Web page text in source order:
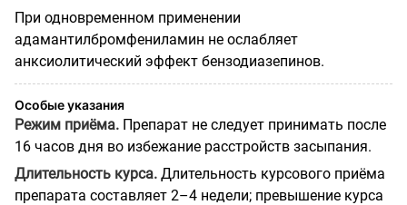
При одновременном применении
адамантилбромфениламин не ослабляет
анксиолитический эффект бензодиазепинов.
Особые указания
Режим приёма. Препарат не следует принимать после
16 часов дня во избежание расстройств засыпания.
Длительность курса. Длительность курсового приёма
препарата составляет 2–4 недели; превышение курса